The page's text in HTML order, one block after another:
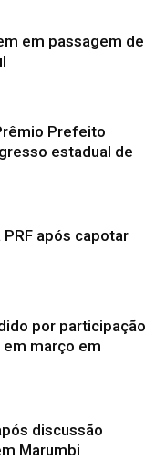
em passagem de
Prefeito
estadual de
após capotar
por participação
março em
discussão
Marumbi